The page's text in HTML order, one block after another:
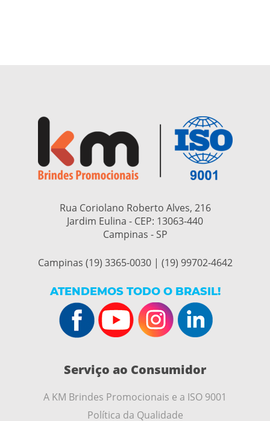
Rua Coriolano Roberto Alves, 216
Jardim Eulina - CEP: 13063-440
Campinas - SP
Campinas (19) 3365-0030 | (19) 99702-4642
ATENDEMOS TODO O BRASIL!
Serviço ao Consumidor
A KM Brindes Promocionais e a ISO 9001
Política da Qualidade